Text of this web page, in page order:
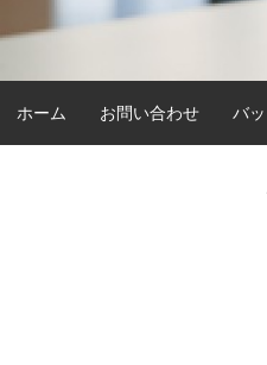
ホーム お問い合わせ バ